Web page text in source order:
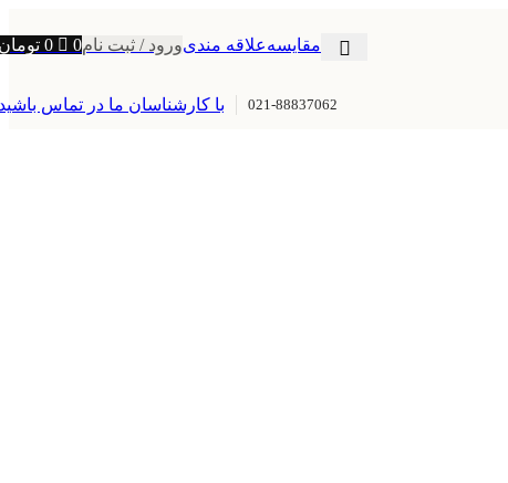
مقایسهعلاقه مندیورود / ثبت نام0
0
021-88837062 با کارشناسان ما در تماس